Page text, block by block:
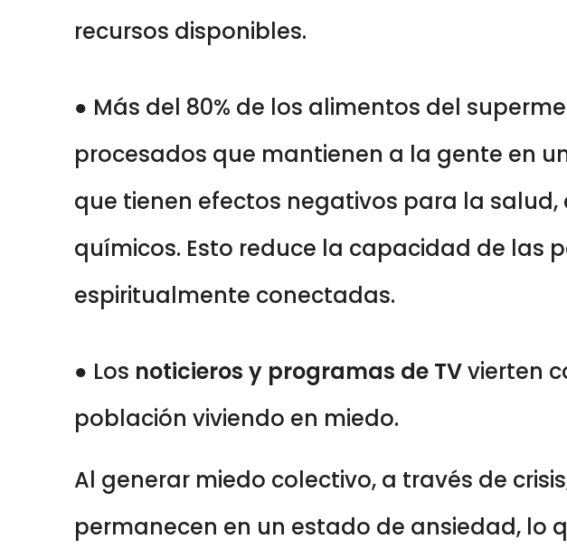
recursos disponibles.
● Más del 80% de los alimentos del
procesados que mantienen a la gente en
que tienen efectos negativos para la
químicos. Esto reduce la capacidad de las
espiritualmente conectadas.
● Los noticieros y programas de TVvierten
población viviendo en miedo.
Al generar miedo colectivo, a través de
permanecen en un estado de ansiedad, lo